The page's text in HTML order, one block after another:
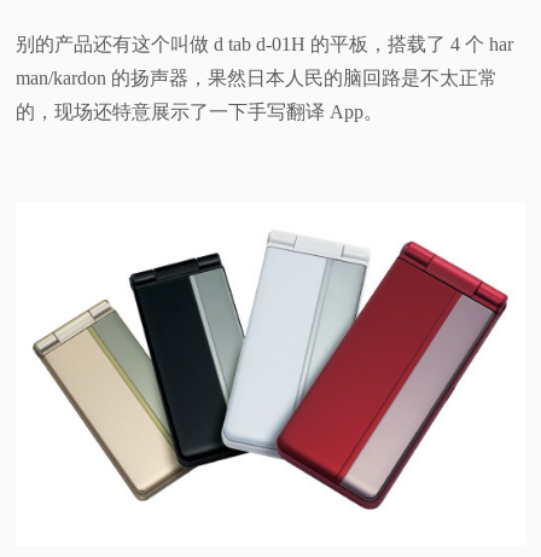
别的产品还有这个叫做 d tab d-01H 的平板，搭载了 4 个 har
man/kardon 的扬声器，果然日本人民的脑回路是不太正常
的，现场还特意展示了一下手写翻译 App。